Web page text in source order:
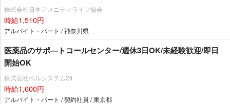
株式会社日本アメニティライフ協会
時給1,510円
アルバイト・パート / 神奈川県
医薬品のサポ―トコールセンター/週休3日OK/未経験歓迎/即日
開始OK
株式会社ベルシステム24
時給1,600円
アルバイト・パート / 契約社員 / 東京都